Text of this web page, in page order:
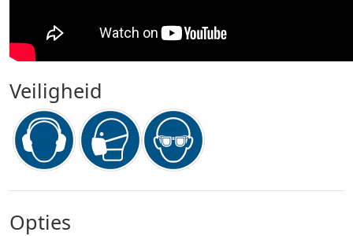
Veiligheid
Opties